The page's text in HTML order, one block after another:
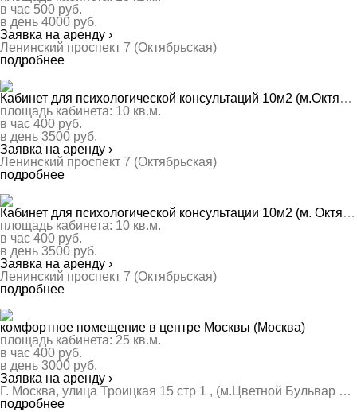
в час 500 руб.
в день 4000 руб.
Заявка на аренду ›
Ленинский проспект 7 (Октябрьская)
подробнее
Кабинет для психологической консультаций 10м2 (м.Октябрьская) (Москва)
площадь кабинета: 10 кв.м.
в час 400 руб.
в день 3500 руб.
Заявка на аренду ›
Ленинский проспект 7 (Октябрьская)
подробнее
Кабинет для психологической консультации 10м2 (м. Октябрьская) (Москва)
площадь кабинета: 10 кв.м.
в час 400 руб.
в день 3500 руб.
Заявка на аренду ›
Ленинский проспект 7 (Октябрьская)
подробнее
комфортное помещение в центре Москвы (Москва)
площадь кабинета: 25 кв.м.
в час 400 руб.
в день 3000 руб.
Заявка на аренду ›
Г. Москва, улица Троицкая 15 стр 1 , (м.Цветной Бульвар м.Сухаревская)
подробнее